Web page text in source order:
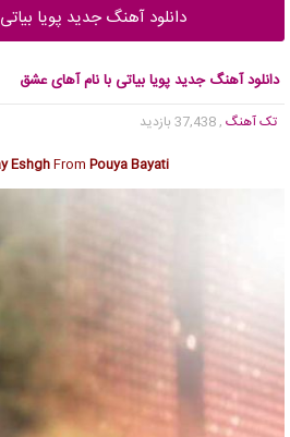
دانلود آهنگ جدید پویا بیاتی
دانلود آهنگ جدید پویا بیاتی با نام آهای عشق
تک آهنگ , 37,438 بازدید
EshghFrom Pouya Bayati